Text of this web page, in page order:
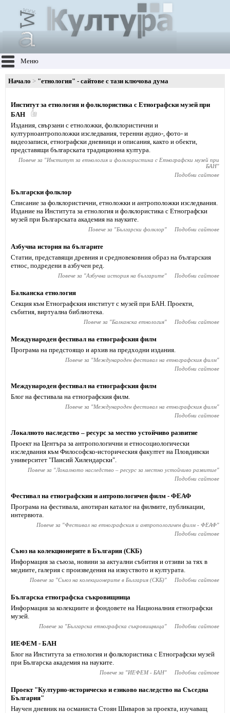
Меню
Начало "етнология" - сайтове с тази ключова дума
Институт за етнология и фолклористика с Етнографски музей при
БАН
Издания, свързани с етноложки, фолклористични и
културноантроположки изследвания, теренни аудио-, фото- и
видеозаписи, етнографски дневници и описания, както и обекти,
представящи българската традиционна култура.
Повече за "Институт за етнология и фолклористика с Етнографски музей при
БАН"
Подобни сайтове
Български фолклор
Списание за фолклористични, етноложки и антроположки изследвания.
Издание на Института за етнология и фолклористика с Етнографски
музей при Българската академия на науките.
Повече за "Български фолклор" Подобни сайтове
Азбучна история на българите
Статии, представящи древния и средновековния образ на българския
етнос, подредени в азбучен ред.
Повече за "Азбучна история на българите" Подобни сайтове
Балканска етнология
Секция към Етнографския институт с музей при БАН. Проекти,
събития, виртуална библиотека.
Повече за "Балканска етнология" Подобни сайтове
Международен фестивал на етнографския филм
Програма на предстоящо и архив на предходни издания.
Повече за "Международен фестивал на етнографския филм"
Подобни сайтове
Международен фестивал на етнографския филм
Блог на фестивала на етнографския филм.
Повече за "Международен фестивал на етнографския филм"
Подобни сайтове
Локалното наследство – ресурс за местно устойчиво развитие
Проект на Центъра за антропологични и етносоциологически
изследвания към Философско-историческия факултет на Пловдивски
университет "Паисий Хилендарски".
Повече за "Локалното наследство – ресурс за местно устойчиво развитие"
Подобни сайтове
Фестивал на етнографския и антропологичен филм - ФЕАФ
Програма на фестивала, анотиран каталог на филмите, публикации,
интервюта.
Повече за "Фестивал на етнографския и антропологичен филм - ФЕАФ"
Подобни сайтове
Съюз на колекционерите в България (СКБ)
Информация за съюза, новини за актуални събития и отзиви за тях в
медиите, галерия с произведения на изкуството и културата.
Повече за "Съюз на колекционерите в България (СКБ)" Подобни сайтове
Българска етнографска съкровищница
Информация за колекциите и фондовете на Националния етнографски
музей.
Повече за "Българска етнографска съкровищница" Подобни сайтове
ИЕФЕМ - БАН
Блог на Института за етнология и фолклористика с Етнографски музей
при Българска академия на науките.
Повече за "ИЕФЕМ - БАН" Подобни сайтове
Проект "Културно-историческо и езиково наследство на Съседна
България"
Научен дневник на османиста Стоян Шиваров за проекта, изучаващ